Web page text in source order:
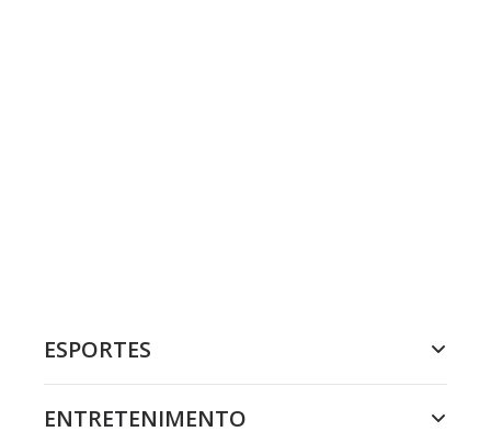
ESPORTES
ENTRETENIMENTO